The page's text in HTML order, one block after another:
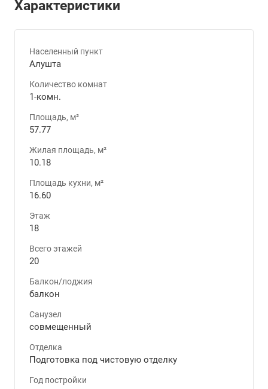
Характеристики
Населенный пункт
Алушта
Количество комнат
1-комн.
Площадь, м²
57.77
Жилая площадь, м²
10.18
Площадь кухни, м²
16.60
Этаж
18
Всего этажей
20
Балкон/лоджия
балкон
Санузел
совмещенный
Отделка
Подготовка под чистовую отделку
Год постройки